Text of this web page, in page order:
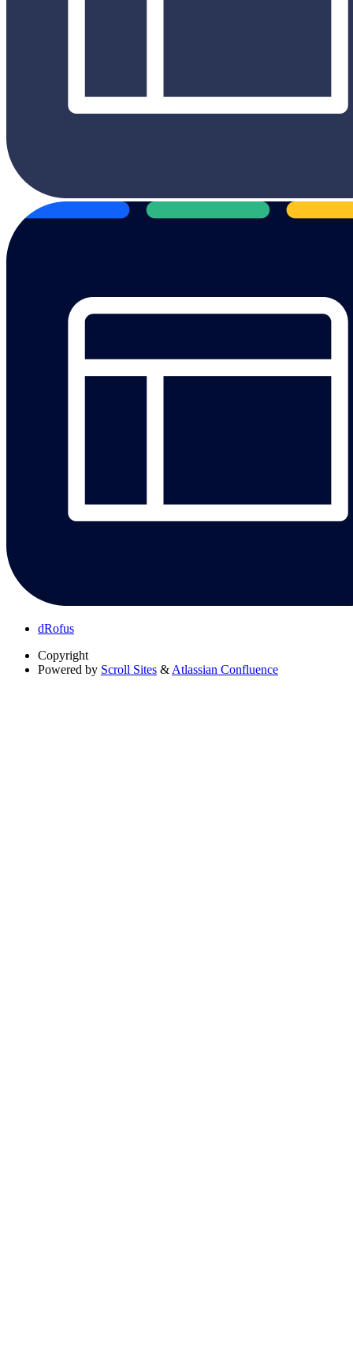
dRofus
Copyright
Powered by Scroll Sites & Atlassian Confluence